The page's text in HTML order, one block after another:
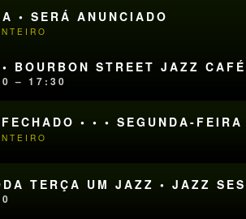
• SERÁ ANUNCIADO
BOURBON STREET JAZZ
– 17:30
• • • SEGUNDA-FEIRA
TERÇA UM JAZZ • JAZZ